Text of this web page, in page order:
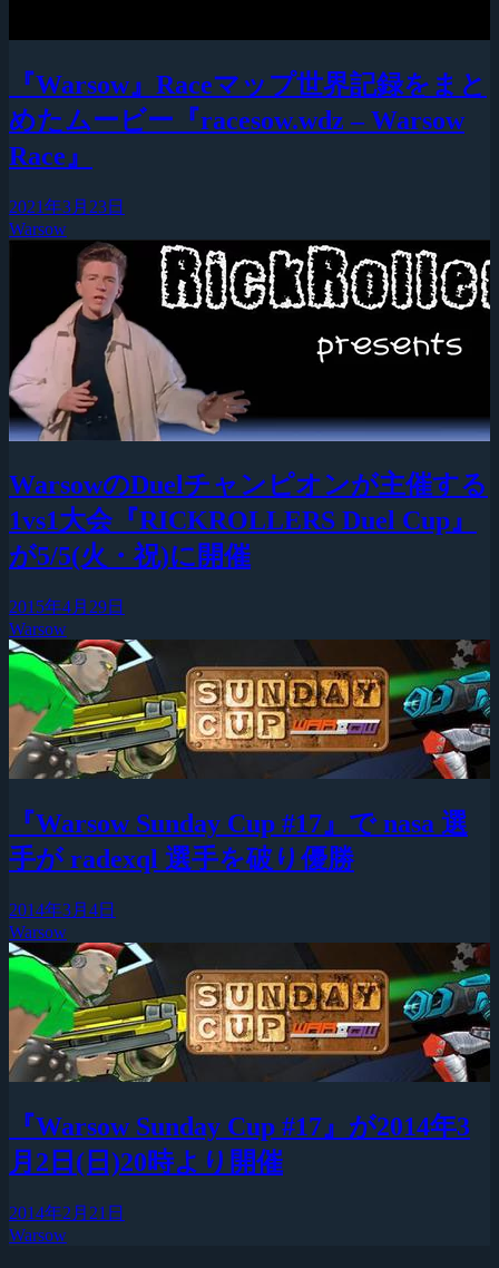
『Warsow』Raceマップ世界記録をまと
めたムービー『racesow.wdz – Warsow
Race』
2021年3月23日
Warsow
WarsowのDuelチャンピオンが主催する
1vs1大会『RICKROLLERS Duel Cup』
が5/5(火・祝)に開催
2015年4月29日
Warsow
『Warsow Sunday Cup #17』で nasa 選
手が radexql 選手を破り優勝
2014年3月4日
Warsow
『Warsow Sunday Cup #17』が2014年3
月2日(日)20時より開催
2014年2月21日
Warsow